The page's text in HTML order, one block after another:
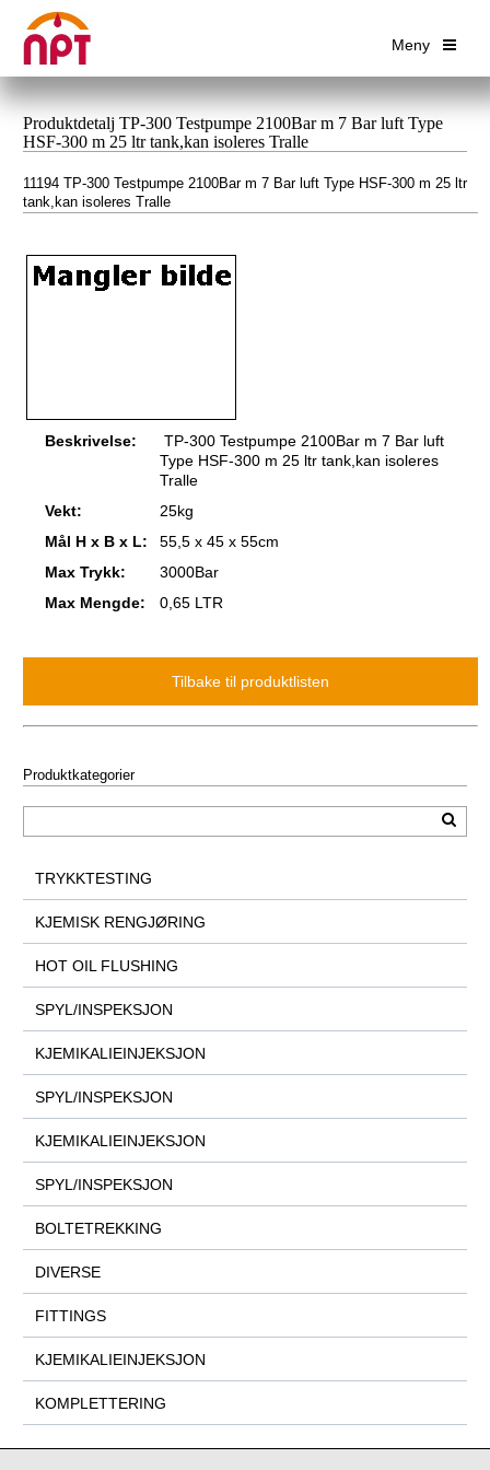
Meny
Produktdetalj TP-300 Testpumpe 2100Bar m 7 Bar luft Type
HSF-300 m 25 ltr tank,kan isoleres Tralle
11194 TP-300 Testpumpe 2100Bar m 7 Bar luft Type HSF-300 m 25 ltr
tank,kan isoleres Tralle
Beskrivelse:
TP-300 Testpumpe 2100Bar m 7 Bar luft
Type HSF-300 m 25 ltr tank,kan isoleres
Tralle
Vekt:
25kg
Mål H x B x L:
55,5 x 45 x 55cm
Max Trykk:
3000Bar
Max Mengde:
0,65 LTR
Produktkategorier
TRYKKTESTING
KJEMISK RENGJØRING
HOT OIL FLUSHING
SPYL/INSPEKSJON
KJEMIKALIEINJEKSJON
SPYL/INSPEKSJON
KJEMIKALIEINJEKSJON
SPYL/INSPEKSJON
BOLTETREKKING
DIVERSE
FITTINGS
KJEMIKALIEINJEKSJON
KOMPLETTERING